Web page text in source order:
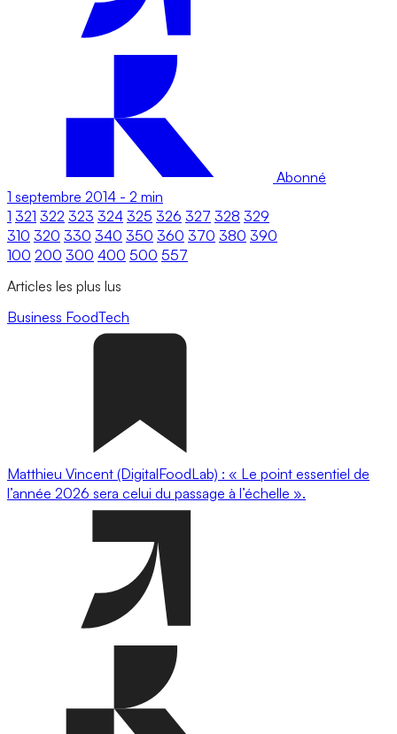
Abonné
1 septembre 2014 - 2 min
1 321 322 323 324 325 326 327 328 329
310 320 330 340 350 360 370 380 390
100 200 300 400 500 557
Articles les plus lus
Business FoodTech
Matthieu Vincent (DigitalFoodLab) : « Le point essentiel de
l’année 2026 sera celui du passage à l’échelle ».